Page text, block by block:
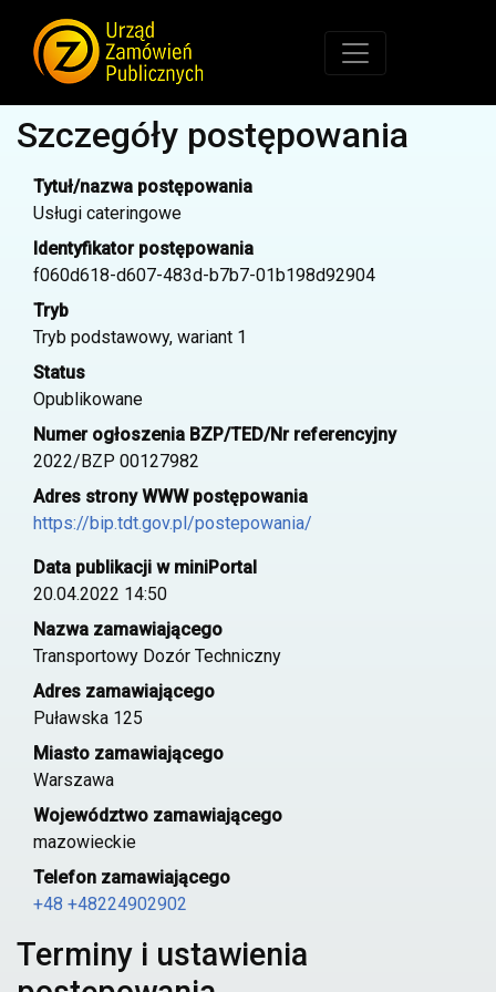
Szczegóły postępowania
Tytuł/nazwa postępowania
Usługi cateringowe
Identyfikator postępowania
f060d618-d607-483d-b7b7-01b198d92904
Tryb
Tryb podstawowy, wariant 1
Status
Opublikowane
Numer ogłoszenia BZP/TED/Nr referencyjny
2022/BZP 00127982
Adres strony WWW postępowania
https://bip.tdt.gov.pl/postepowania/
Data publikacji w miniPortal
20.04.2022 14:50
Nazwa zamawiającego
Transportowy Dozór Techniczny
Adres zamawiającego
Puławska 125
Miasto zamawiającego
Warszawa
Województwo zamawiającego
mazowieckie
Telefon zamawiającego
+48 +48224902902
Terminy i ustawienia